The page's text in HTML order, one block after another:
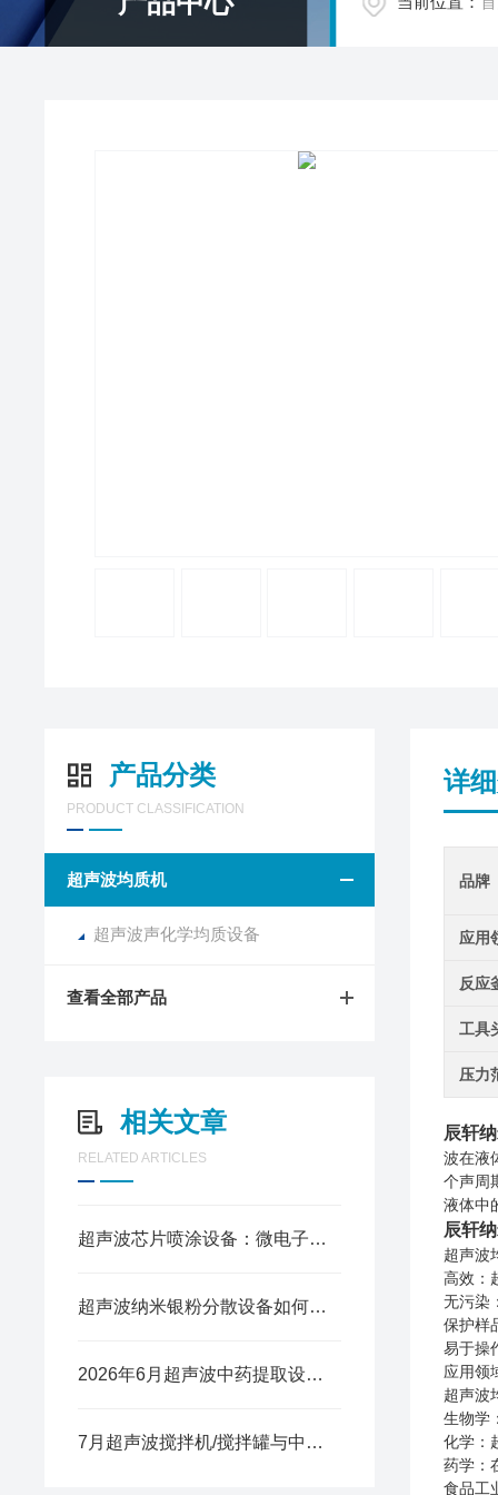
产品分类
PRODUCT CLASSIFICATION
超声波均质机
超声波声化学均质设备
查看全部产品
相关文章
RELATED ARTICLES
超声波芯片喷涂设备：微电子精密制造的核心工艺装备
超声波纳米银粉分散设备如何打造高性能导电浆料？
2026年6月超声波中药提取设备生产厂家盘点：主流品牌与优质企业简析
7月超声波搅拌机/搅拌罐与中药提取设备行业品牌榜单 杭州本土制造企业凭借综合实力上榜
详
品牌
应用
反应
工具
压力
辰轩
波在液
个声周
液体中
辰轩
超声波
高效：
无污染
保护样
易于操
应用领
超声波
生物学
化学：
药学：
食品工